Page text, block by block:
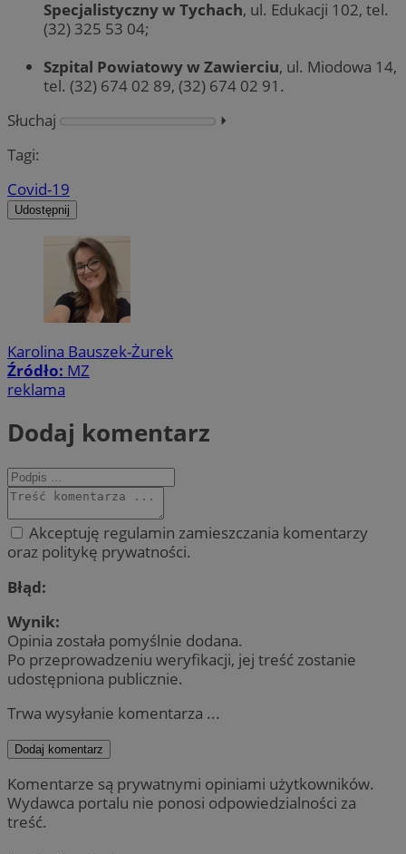
Specjalistyczny w Tychach, ul. Edukacji 102, tel.
(32) 325 53 04;
Szpital Powiatowy w Zawierciu, ul. Miodowa 14,
tel. (32) 674 02 89, (32) 674 02 91.
Słuchaj
⏵︎
Tagi:
Covid-19
Udostępnij
Karolina Bauszek-Żurek
Źródło: MZ
reklama
Dodaj komentarz
Akceptuję regulamin zamieszczania komentarzy
oraz politykę prywatności.
Błąd:
Wynik:
Opinia została pomyślnie dodana.
Po przeprowadzeniu weryfikacji, jej treść zostanie
udostępniona publicznie.
Trwa wysyłanie komentarza ...
Dodaj komentarz
Komentarze są prywatnymi opiniami użytkowników.
Wydawca portalu nie ponosi odpowiedzialności za
treść.